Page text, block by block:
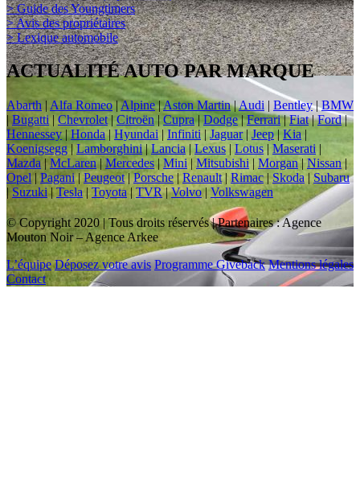
> Guide des Youngtimers
> Avis des propriétaires
> Lexique automobile
ACTUALITÉ AUTO PAR MARQUE
Abarth | Alfa Romeo|Alpine|Aston Martin|Audi | Bentley|BMW
| Bugatti|Chevrolet|Citroën |Cupra | Dodge|Ferrari|Fiat|Ford|
Hennessey| Honda| Hyundai |Infiniti | Jaguar| Jeep|Kia |
Koenigsegg|Lamborghini|Lancia|Lexus | Lotus| Maserati |
Mazda |McLaren|Mercedes | Mini | Mitsubishi | Morgan|Nissan|
Opel | Pagani|Peugeot|Porsche | Renault| Rimac|Skoda | Subaru
| Suzuki|Tesla| Toyota | TVR|Volvo|Volkswagen
© Copyright 2020 | Tous droits réservés | Partenaires : Agence
Mouton Noir – Agence Arkee
L’équipe Déposez votre avis Programme Giveback Mentions légales
Contact